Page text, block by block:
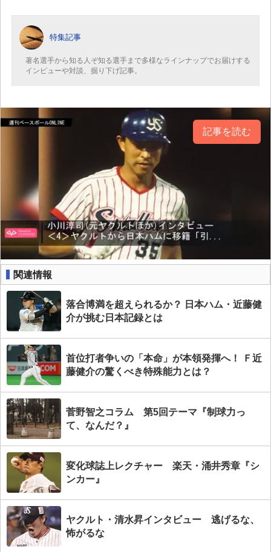
特集記事
著名選手から知る人ぞ知る選手まで多様なラインナップでお届けする
インビューや対談、掘り下げ記事。
記事を読む
関連情報
落合博満を超えられるか？ 日本ハム・近藤健
介が挑む日本記録とは
首位打者争いの「本命」が本領発揮へ！ Ｆ近
藤健介の驚くべき特殊能力とは？
菅野智之コラム 第5回テーマ『制球力っ
て、なんだ？』
変化球誌上レクチャー 楽天・涌井秀章『シ
ンカー』
ヤクルト・清水昇インタビュー 逃げるな、
怖がるな